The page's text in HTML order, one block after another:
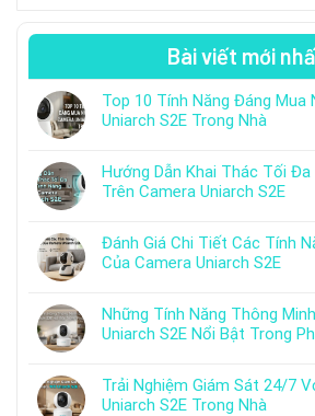
Bài viết mới
Top 10 Tính Năng Đáng Mua
Uniarch S2E Trong Nhà
Hướng Dẫn Khai Thác Tối Đa
Trên Camera Uniarch S2E
Đánh Giá Chi Tiết Các Tính
Của Camera Uniarch S2E
Những Tính Năng Thông
Uniarch S2E Nổi Bật Trong
Trải Nghiệm Giám Sát 24/7
Uniarch S2E Trong Nhà